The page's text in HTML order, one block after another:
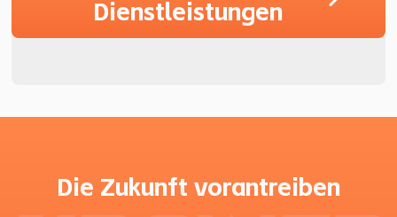
Dienstleistungen
Die Zukunft vorantreiben